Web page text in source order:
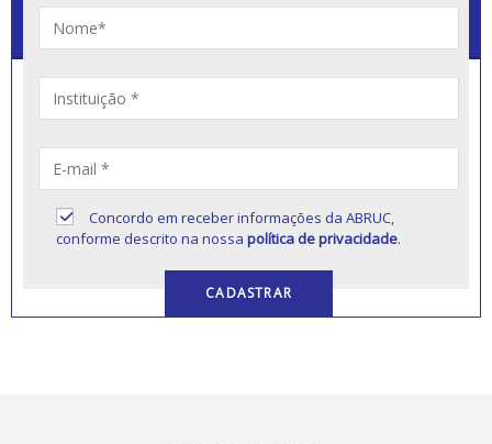
Concordo em receber informações da ABRUC,
conforme descrito na nossapolítica de privacidade.